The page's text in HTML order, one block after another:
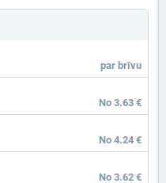
par brīvu
No 3.63 €
No 4.24 €
No 3.62 €